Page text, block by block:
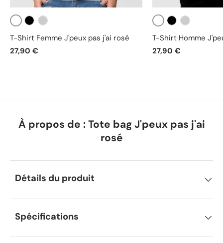
Blanc
T-Shirt Femme J'peux pas j'ai rosé
27,90 €
Blanc
T-Shirt Homme
27,90 €
À propos de : Tote bag J'peux pas j'ai
rosé
Détails du produit
Spécifications